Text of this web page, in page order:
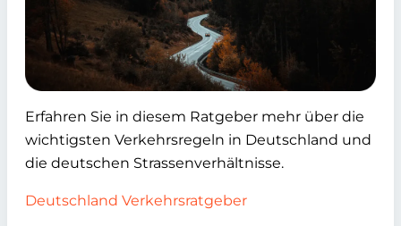
Erfahren Sie in diesem Ratgeber mehr über die
wichtigsten Verkehrsregeln in Deutschland und
die deutschen Strassenverhältnisse.
Deutschland Verkehrsratgeber